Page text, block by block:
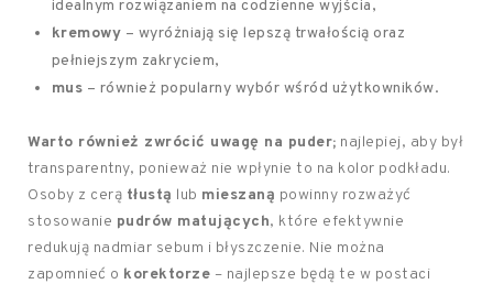
idealnym rozwiązaniem na codzienne wyjścia,
kremowy – wyróżniają się lepszą trwałością oraz
pełniejszym zakryciem,
mus – również popularny wybór wśród użytkowników.
Warto również zwrócić uwagę na puder; najlepiej, aby był
transparentny, ponieważ nie wpłynie to na kolor podkładu.
Osoby z cerą tłustą lub mieszaną powinny rozważyć
stosowanie pudrów matujących, które efektywnie
redukują nadmiar sebum i błyszczenie. Nie można
zapomnieć o korektorze – najlepsze będą te w postaci